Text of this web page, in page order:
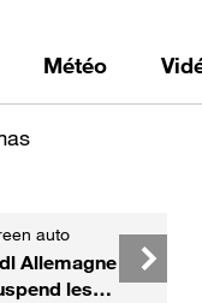
Météo
auto
Allemagne
les